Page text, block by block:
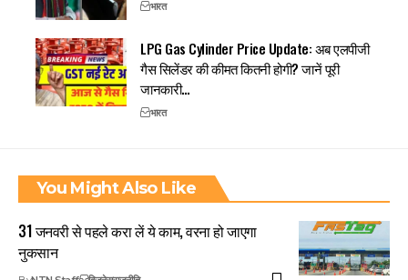
भारत
LPG Gas Cylinder Price Update: अब एलपीजी
गैस सिलेंडर की कीमत कितनी होगी? जानें पूरी
जानकारी…
भारत
You Might Also Like
31 जनवरी से पहले करा लें ये काम, वरना हो जाएगा
नुकसान